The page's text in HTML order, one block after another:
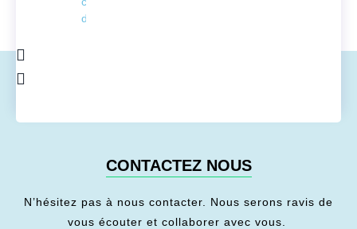
de l'énergie
CONTACTEZ NOUS
N’hésitez pas à nous contacter. Nous serons ravis de
vous écouter et collaborer avec vous.